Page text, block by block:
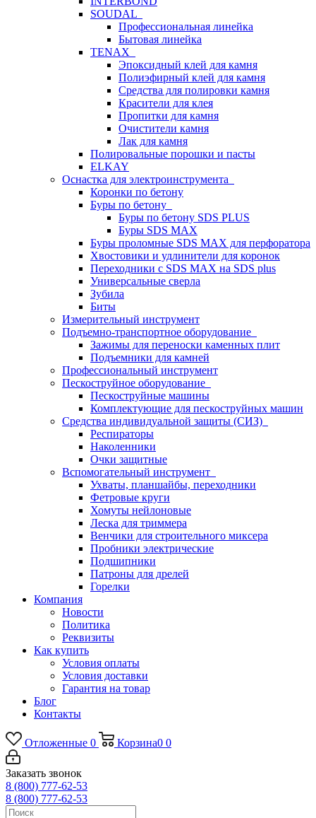
SOUDAL
Профессиональная линейка
Бытовая линейка
TENAX
Эпоксидный клей для камня
Полиэфирный клей для камня
Средства для полировки камня
Красители для клея
Пропитки для камня
Очистители камня
Лак для камня
Полировальные порошки и пасты
ELKAY
Оснастка для электроинструмента
Коронки по бетону
Буры по бетону
Буры по бетону SDS PLUS
Буры SDS MAX
Буры проломные SDS MAX для перфоратора
Хвостовики и удлинители для коронок
Переходники с SDS MAX на SDS plus
Универсальные сверла
Зубила
Биты
Измерительный инструмент
Подъемно-транспортное оборудование
Зажимы для переноски каменных плит
Подъемники для камней
Профессиональный инструмент
Пескоструйное оборудование
Пескоструйные машины
Комплектующие для пескоструйных машин
Средства индивидуальной защиты (СИЗ)
Респираторы
Наколенники
Очки защитные
Вспомогательный инструмент
Ухваты, планшайбы, переходники
Фетровые круги
Хомуты нейлоновые
Леска для триммера
Венчики для строительного миксера
Пробники электрические
Подшипники
Патроны для дрелей
Горелки
Компания
Новости
Политика
Реквизиты
Как купить
Условия оплаты
Условия доставки
Гарантия на товар
Блог
Контакты
Отложенные 0 Корзина0 0
Заказать звонок
8 (800) 777-62-53
8 (800) 777-62-53